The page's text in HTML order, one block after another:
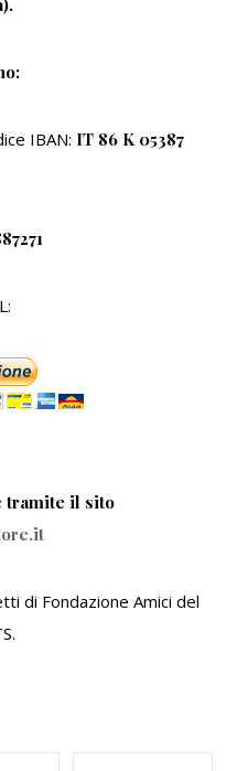
IBAN: IT 86 K 05387
tramite il sito
di Fondazione Amici del